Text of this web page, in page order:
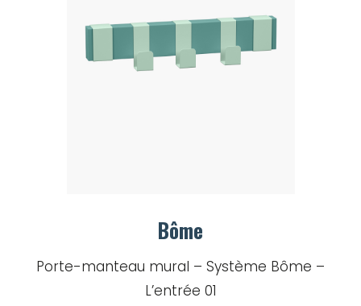
Bôme
Porte-manteau mural – Système Bôme –
L’entrée 01